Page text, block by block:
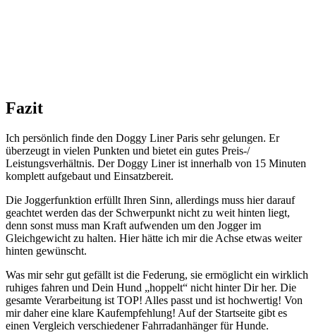
Fazit
Ich persönlich finde den Doggy Liner Paris sehr gelungen. Er
überzeugt in vielen Punkten und bietet ein gutes Preis-/
Leistungsverhältnis. Der Doggy Liner ist innerhalb von 15 Minuten
komplett aufgebaut und Einsatzbereit.
Die Joggerfunktion erfüllt Ihren Sinn, allerdings muss hier darauf
geachtet werden das der Schwerpunkt nicht zu weit hinten liegt,
denn sonst muss man Kraft aufwenden um den Jogger im
Gleichgewicht zu halten. Hier hätte ich mir die Achse etwas weiter
hinten gewünscht.
Was mir sehr gut gefällt ist die Federung, sie ermöglicht ein wirklich
ruhiges fahren und Dein Hund „hoppelt“ nicht hinter Dir her. Die
gesamte Verarbeitung ist TOP! Alles passt und ist hochwertig! Von
mir daher eine klare Kaufempfehlung! Auf der Startseite gibt es
einen Vergleich verschiedener Fahrradanhänger für Hunde.